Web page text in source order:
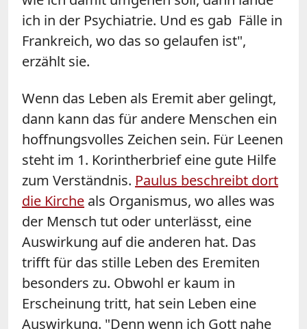
ich in der Psychiatrie. Und es gab Fälle in
Frankreich, wo das so gelaufen ist",
erzählt sie.
Wenn das Leben als Eremit aber gelingt,
dann kann das für andere Menschen ein
hoffnungsvolles Zeichen sein. Für Leenen
steht im 1. Korintherbrief eine gute Hilfe
zum Verständnis. Paulus beschreibt dort
die Kirche als Organismus, wo alles was
der Mensch tut oder unterlässt, eine
Auswirkung auf die anderen hat. Das
trifft für das stille Leben des Eremiten
besonders zu. Obwohl er kaum in
Erscheinung tritt, hat sein Leben eine
Auswirkung. "Denn wenn ich Gott nahe